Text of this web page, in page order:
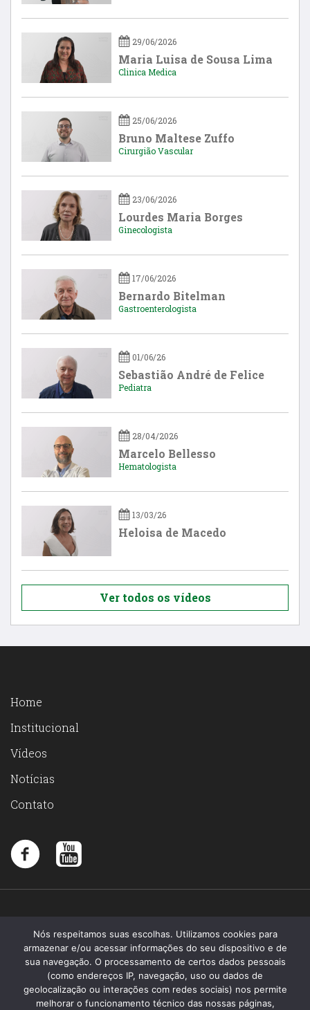
29/06/2026
Maria Luisa de Sousa Lima
Clinica Medica
25/06/2026
Bruno Maltese Zuffo
Cirurgião Vascular
23/06/2026
Lourdes Maria Borges
Ginecologista
17/06/2026
Bernardo Bitelman
Gastroenterologista
01/06/26
Sebastião André de Felice
Pediatra
28/04/2026
Marcelo Bellesso
Hematologista
13/03/26
Heloisa de Macedo
Ver todos os vídeos
Home
Institucional
Vídeos
Notícias
Contato
Nós respeitamos suas escolhas. Utilizamos cookies para
armazenar e/ou acessar informações do seu dispositivo e de
sua navegação. O processamento de certos dados pessoais
(como endereços IP, navegação, uso ou dados de
geolocalização ou interações com redes sociais) nos permite
melhorar o funcionamento técnico das nossas páginas,